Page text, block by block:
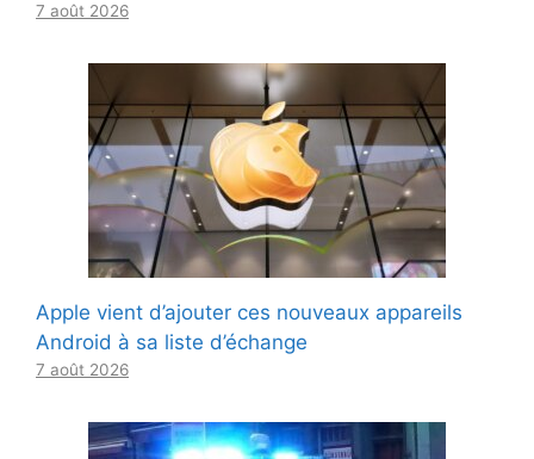
7 août 2026
Apple vient d’ajouter ces nouveaux appareils
Android à sa liste d’échange
7 août 2026